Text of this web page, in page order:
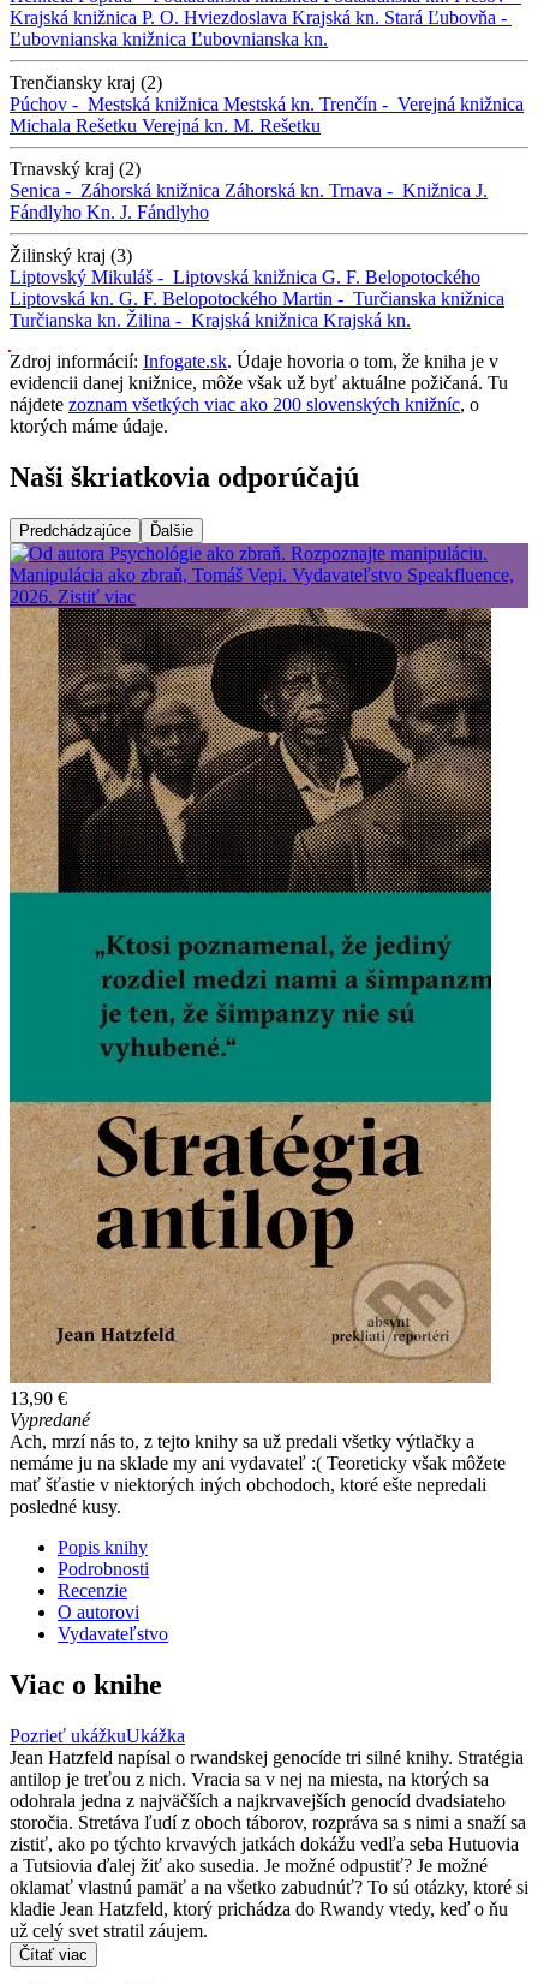
Krajská knižnica P. O. Hviezdoslava Krajská kn. Stará Ľubovňa -
Ľubovnianska knižnica Ľubovnianska kn.
Trenčiansky kraj (2)
Púchov - Mestská knižnica Mestská kn. Trenčín - Verejná knižnica
Michala Rešetku Verejná kn. M. Rešetku
Trnavský kraj (2)
Senica - Záhorská knižnica Záhorská kn. Trnava - Knižnica J.
Fándlyho Kn. J. Fándlyho
Žilinský kraj (3)
Liptovský Mikuláš - Liptovská knižnica G. F. Belopotockého
Liptovská kn. G. F. Belopotockého Martin - Turčianska knižnica
Turčianska kn. Žilina - Krajská knižnica Krajská kn.
Zdroj informácií: Infogate.sk. Údaje hovoria o tom, že kniha je v
evidencii danej knižnice, môže však už byť aktuálne požičaná. Tu
nájdete zoznam všetkých viac ako 200 slovenských knižníc, o
ktorých máme údaje.
Naši škriatkovia odporúčajú
Predchádzajúce Ďalšie
13,90 €
Vypredané
Ach, mrzí nás to, z tejto knihy sa už predali všetky výtlačky a
nemáme ju na sklade my ani vydavateľ :( Teoreticky však môžete
mať šťastie v niektorých iných obchodoch, ktoré ešte nepredali
posledné kusy.
Popis knihy
Podrobnosti
Recenzie
O autorovi
Vydavateľstvo
Viac o knihe
Pozrieť ukážkuUkážka
Jean Hatzfeld napísal o rwandskej genocíde tri silné knihy. Stratégia
antilop je treťou z nich. Vracia sa v nej na miesta, na ktorých sa
odohrala jedna z najväčších a najkrvavejších genocíd dvadsiateho
storočia. Stretáva ľudí z oboch táborov, rozpráva sa s nimi a snaží sa
zistiť, ako po týchto krvavých jatkách dokážu vedľa seba Hutuovia
a Tutsiovia ďalej žiť ako susedia. Je možné odpustiť? Je možné
oklamať vlastnú pamäť a na všetko zabudnúť? To sú otázky, ktoré si
kladie Jean Hatzfeld, ktorý prichádza do Rwandy vtedy, keď o ňu
už celý svet stratil záujem.
Čítať viac